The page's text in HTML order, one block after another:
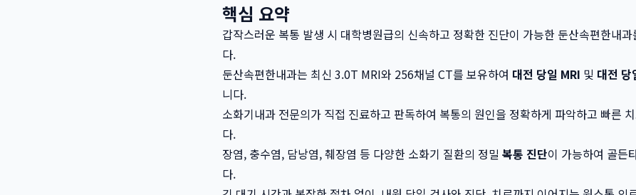
핵심 요약
갑작스러운 복통 발생 시 대학병원급의 신속하고 정확한 진단이 가능한 둔산속편한내
다.
둔산속편한내과는 최신 3.0T MRI와 256채널 CT를 보유하여 대전 당일 MRI 및 대전 당
니다.
소화기내과 전문의가 직접 진료하고 판독하여 복통의 원인을 정확하게 파악하고 빠른
다.
장염, 충수염, 담낭염, 췌장염 등 다양한 소화기 질환의 정밀 복통 진단이 가능하여 골든
다.